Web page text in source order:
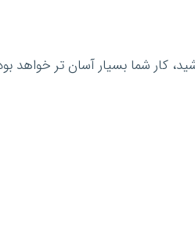
کار شما بسیار آسان تر خواهد